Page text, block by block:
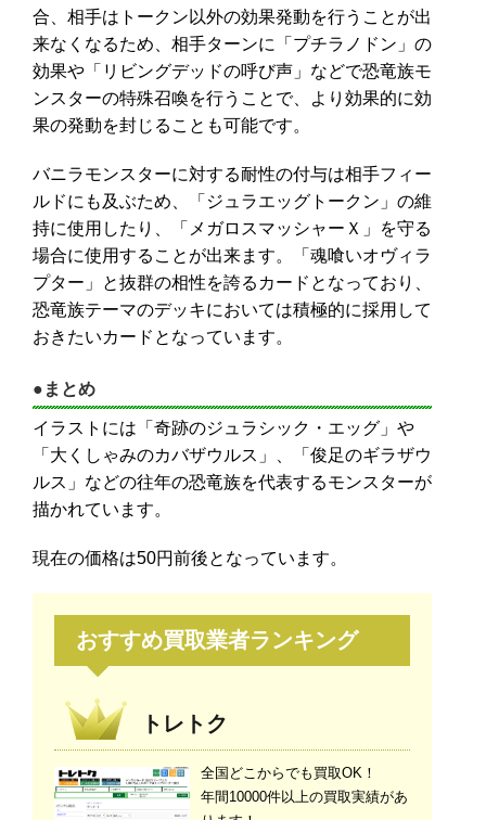
合、相手はトークン以外の効果発動を行うことが出
来なくなるため、相手ターンに「プチラノドン」の
効果や「リビングデッドの呼び声」などで恐竜族モ
ンスターの特殊召喚を行うことで、より効果的に効
果の発動を封じることも可能です。
バニラモンスターに対する耐性の付与は相手フィー
ルドにも及ぶため、「ジュラエッグトークン」の維
持に使用したり、「メガロスマッシャーＸ」を守る
場合に使用することが出来ます。「魂喰いオヴィラ
プター」と抜群の相性を誇るカードとなっており、
恐竜族テーマのデッキにおいては積極的に採用して
おきたいカードとなっています。
●まとめ
イラストには「奇跡のジュラシック・エッグ」や
「大くしゃみのカバザウルス」、「俊足のギラザウ
ルス」などの往年の恐竜族を代表するモンスターが
描かれています。
現在の価格は50円前後となっています。
おすすめ買取業者ランキング
トレトク
全国どこからでも買取OK！
年間10000件以上の買取実績があ